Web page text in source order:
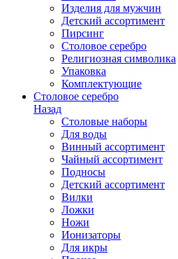
Изделия для мужчин
Детский ассортимент
Пирсинг
Столовое серебро
Религиозная символика
Упаковка
Комплектующие
Столовое серебро
Назад
Столовые наборы
Для воды
Винный ассортимент
Чайный ассортимент
Подносы
Детский ассортимент
Вилки
Ложки
Ножи
Ионизаторы
Для икры